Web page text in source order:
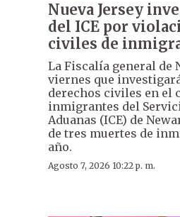
Nueva Jersey
del ICE por
civiles de
La Fiscalía general de
viernes que
derechos civiles en el
inmigrantes del
Aduanas (ICE) de
de tres muertes de
año.
Agosto 7, 2026 10:22 p. m.